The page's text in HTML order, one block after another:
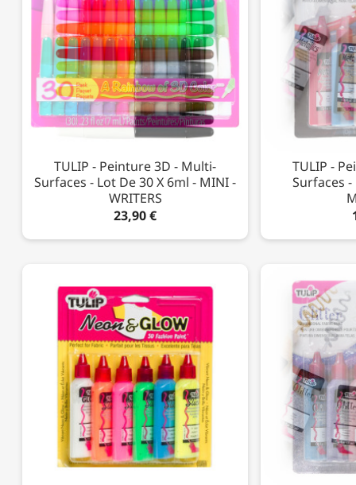
TULIP - Peinture 3D - Multi-
Surfaces - Lot De 30 X 6ml - MINI -
WRITERS
23,90 €
TULIP -
Surfaces -